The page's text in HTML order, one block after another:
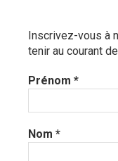
Inscrivez-vous à
tenir au courant
Prénom *
Nom *